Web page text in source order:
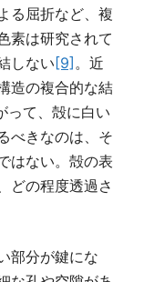
る屈折など、複
素は研究されて
しない[9] 。近
造の複合的な結
って、殻に白い
べきなのは、そ
はない。殻の表
どの程度透過さ
部分が鍵にな